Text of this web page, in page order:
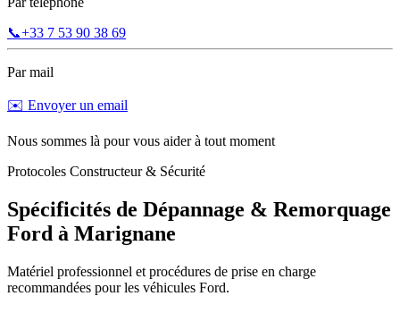
📞+33 7 53 90 38 69
Par mail
✉️ Envoyer un email
Nous sommes là pour vous aider à tout moment
Protocoles Constructeur & Sécurité
Spécificités de Dépannage & Remorquage
Ford à Marignane
Matériel professionnel et procédures de prise en charge
recommandées pour les véhicules Ford.